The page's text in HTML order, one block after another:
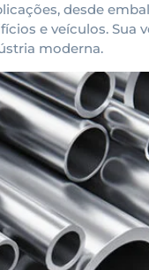
desde
e veículos. Sua
moderna.